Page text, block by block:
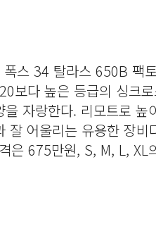
스 34 탈라스 650B 팩
보다 높은 등급의 싱크
자랑한다. 리모트로 높
잘 어울리는 유용한 장
은 675만원, S, M, L, XL